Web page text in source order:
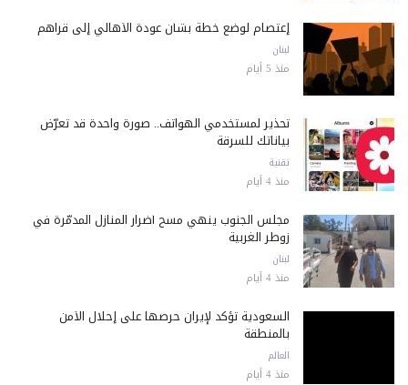
إعتصام لوضع خطة بشأن عودة الأهالي إلى قراهم
لبنان
منذ 5 أيام
تحذير لمستخدمي الهواتف.. صورة واحدة قد تعرّض
بياناتك للسرقة
تقنية
منذ 4 أيام
مجلس الجنوب ينهي مسح أضرار المنازل المدمّرة في
زوطر الغربية
لبنان
منذ 4 أيام
السعودية تؤكد لإيران حرصها على إحلال الأمن
بالمنطقة
العالم
منذ 4 أيام